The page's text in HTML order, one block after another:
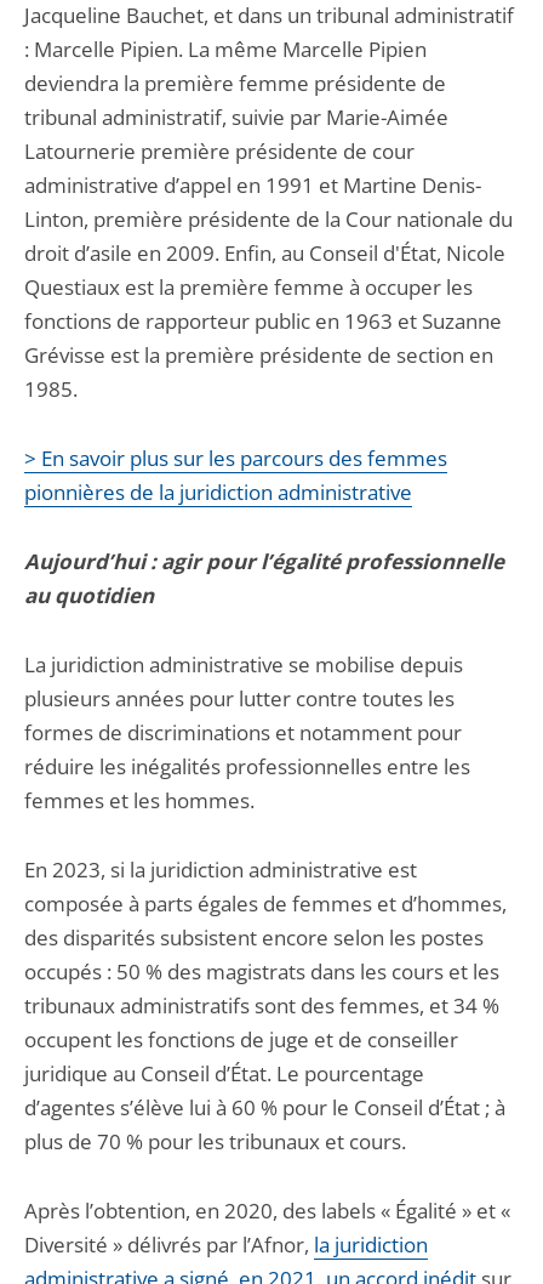
Jacqueline Bauchet, et dans un tribunal administratif
: Marcelle Pipien. La même Marcelle Pipien
deviendra la première femme présidente de
tribunal administratif, suivie par Marie-Aimée
Latournerie première présidente de cour
administrative d’appel en 1991 et Martine Denis-
Linton, première présidente de la Cour nationale du
droit d’asile en 2009. Enfin, au Conseil d'État, Nicole
Questiaux est la première femme à occuper les
fonctions de rapporteur public en 1963 et Suzanne
Grévisse est la première présidente de section en
1985.
> En savoir plus sur les parcours des femmes
pionnières de la juridiction administrative
Aujourd’hui : agir pour l’égalité professionnelle
au quotidien
La juridiction administrative se mobilise depuis
plusieurs années pour lutter contre toutes les
formes de discriminations et notamment pour
réduire les inégalités professionnelles entre les
femmes et les hommes.
En 2023, si la juridiction administrative est
composée à parts égales de femmes et d’hommes,
des disparités subsistent encore selon les postes
occupés : 50 % des magistrats dans les cours et les
tribunaux administratifs sont des femmes, et 34 %
occupent les fonctions de juge et de conseiller
juridique au Conseil d’État. Le pourcentage
d’agentes s’élève lui à 60 % pour le Conseil d’État ; à
plus de 70 % pour les tribunaux et cours.
Après l’obtention, en 2020, des labels « Égalité » et «
Diversité » délivrés par l’Afnor, la juridiction